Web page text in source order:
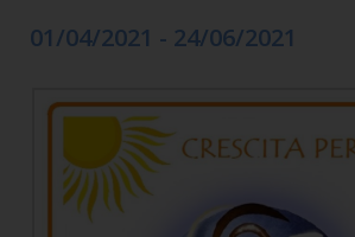
01/04/2021 - 24/06/2021